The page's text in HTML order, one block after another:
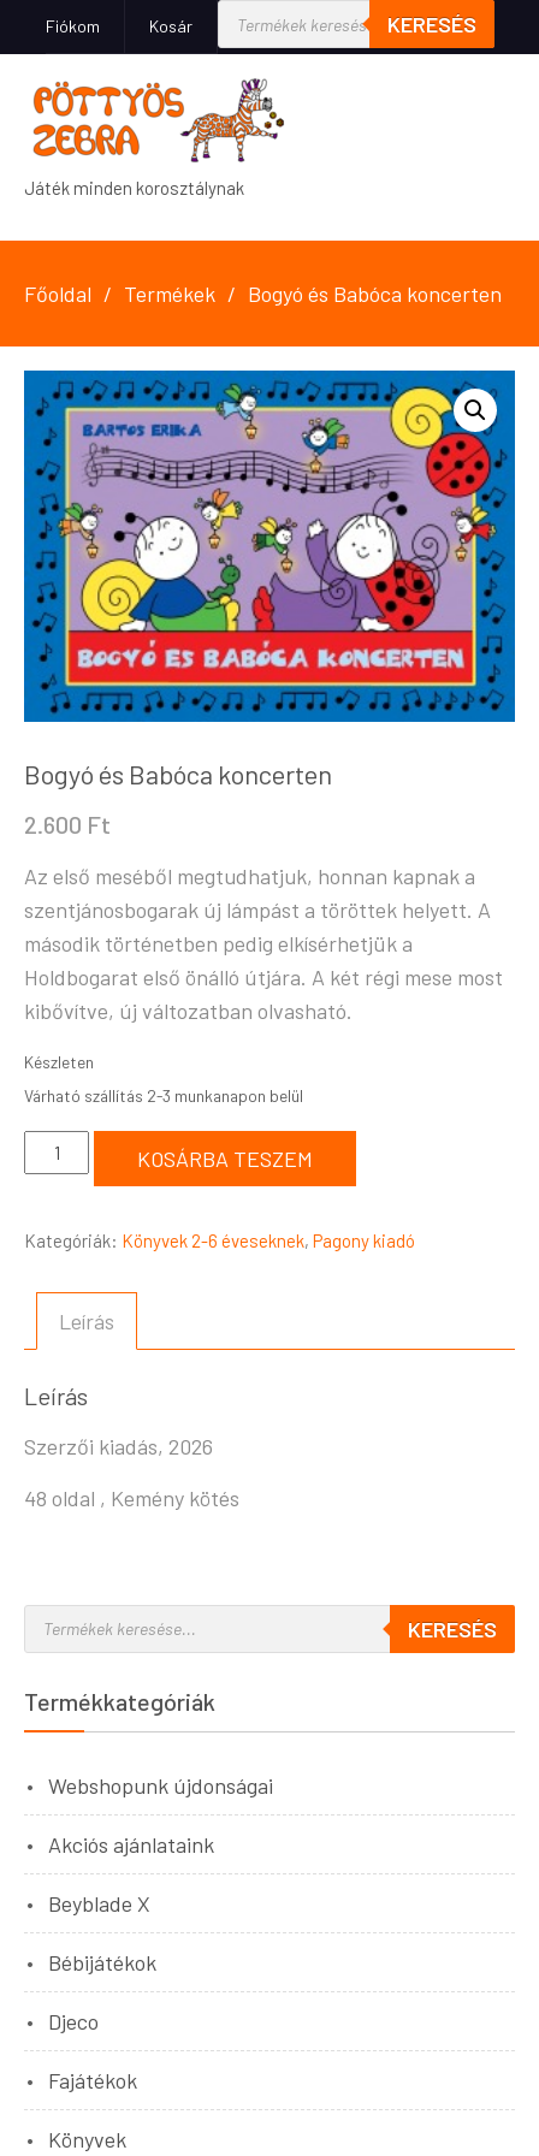
Fiókom Kosár KERESÉS
Játék minden korosztálynak
Főoldal Termékek Bogyó és Babóca koncerten
Bogyó és Babóca koncerten
2.600 Ft
Az első meséből megtudhatjuk, honnan kapnak a
szentjánosbogarak új lámpást a töröttek helyett. A
második történetben pedig elkísérhetjük a
Holdbogarat első önálló útjára. A két régi mese most
kibővítve, új változatban olvasható.
Készleten
KOSÁRBA TESZEM
Kategóriák: Könyvek 2-6 éveseknek, Pagony kiadó
Leírás
Leírás
Szerzői kiadás, 2026
48 oldal , Kemény kötés
KERESÉS
Termékkategóriák
Webshopunk újdonságai
Akciós ajánlataink
Beyblade X
Bébijátékok
Djeco
Fajátékok
Könyvek